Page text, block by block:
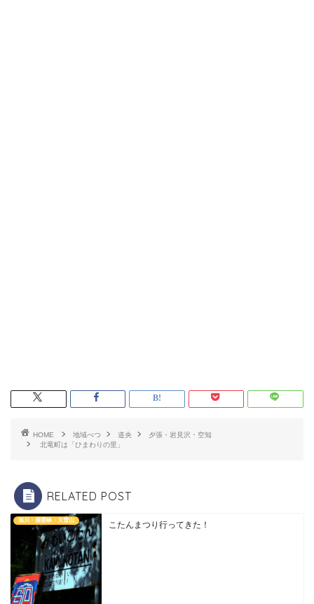
HOME 地域べつ 道央
夕張・岩見沢・空知
北竜町は「ひまわりの里」
RELATED POST
旭川・層雲峡・大雪山 こたんまつり行ってきた！